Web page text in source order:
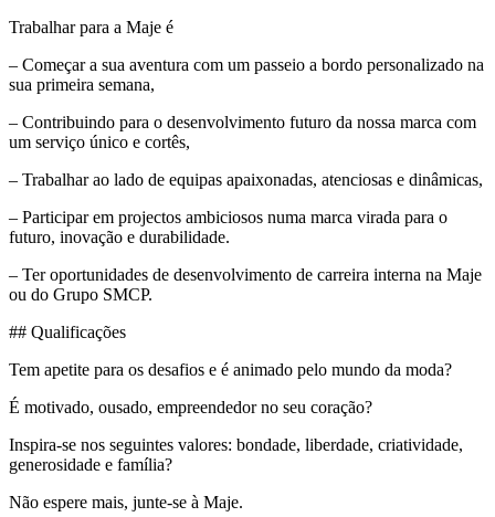
Trabalhar para a Maje é
– Começar a sua aventura com um passeio a bordo personalizado na
sua primeira semana,
– Contribuindo para o desenvolvimento futuro da nossa marca com
um serviço único e cortês,
– Trabalhar ao lado de equipas apaixonadas, atenciosas e dinâmicas,
– Participar em projectos ambiciosos numa marca virada para o
futuro, inovação e durabilidade.
– Ter oportunidades de desenvolvimento de carreira interna na Maje
ou do Grupo SMCP.
## Qualificações
Tem apetite para os desafios e é animado pelo mundo da moda?
É motivado, ousado, empreendedor no seu coração?
Inspira-se nos seguintes valores: bondade, liberdade, criatividade,
generosidade e família?
Não espere mais, junte-se à Maje.